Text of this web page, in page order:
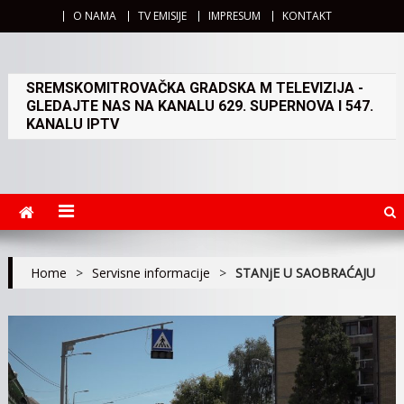
O NAMA TV EMISIJE IMPRESUM KONTAKT
SREMSKOMITROVAČKA GRADSKA M TELEVIZIJA -
GLEDAJTE NAS NA KANALU 629. SUPERNOVA I 547.
KANALU IPTV
Home > Servisne informacije > STANjE U SAOBRAĆAJU